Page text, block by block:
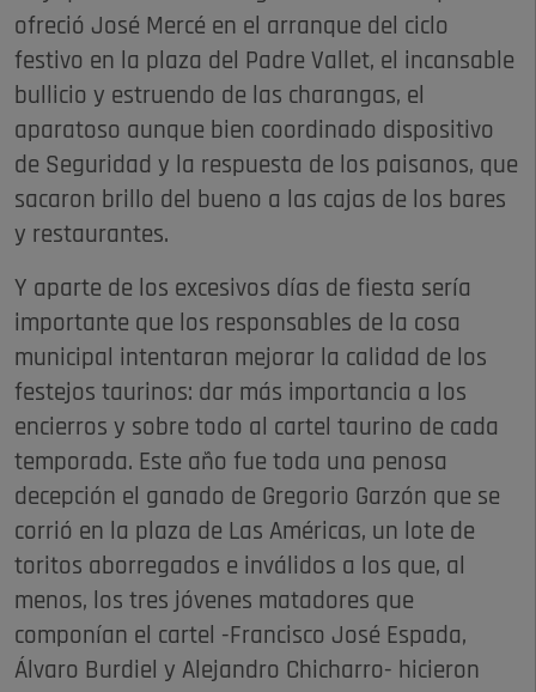
ofreció José Mercé en el arranque del ciclo
festivo en la plaza del Padre Vallet, el incansable
bullicio y estruendo de las charangas, el
aparatoso aunque bien coordinado dispositivo
de Seguridad y la respuesta de los paisanos, que
sacaron brillo del bueno a las cajas de los bares
y restaurantes.
Y aparte de los excesivos días de fiesta sería
importante que los responsables de la cosa
municipal intentaran mejorar la calidad de los
festejos taurinos: dar más importancia a los
encierros y sobre todo al cartel taurino de cada
temporada. Este año fue toda una penosa
decepción el ganado de Gregorio Garzón que se
corrió en la plaza de Las Américas, un lote de
toritos aborregados e inválidos a los que, al
menos, los tres jóvenes matadores que
componían el cartel -Francisco José Espada,
Álvaro Burdiel y Alejandro Chicharro- hicieron